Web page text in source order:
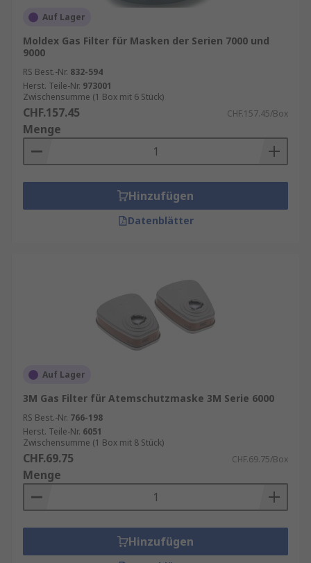
Auf Lager
Moldex Gas Filter für Masken der Serien 7000 und
9000
RS Best.-Nr. 832-594
Herst. Teile-Nr. 973001
Zwischensumme (1 Box mit 6 Stück)
CHF.157.45 CHF.157.45/Box
Menge
Hinzufügen
Datenblätter
Auf Lager
3M Gas Filter für Atemschutzmaske 3M Serie 6000
RS Best.-Nr. 766-198
Herst. Teile-Nr. 6051
Zwischensumme (1 Box mit 8 Stück)
CHF.69.75 CHF.69.75/Box
Menge
Hinzufügen